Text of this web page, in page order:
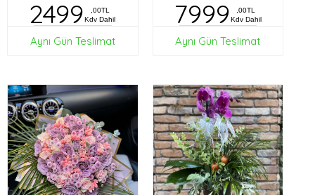
2499
,00TL
Kdv Dahil
Aynı Gün Teslimat
7999
,00TL
Kdv Dahil
Aynı Gün Teslimat